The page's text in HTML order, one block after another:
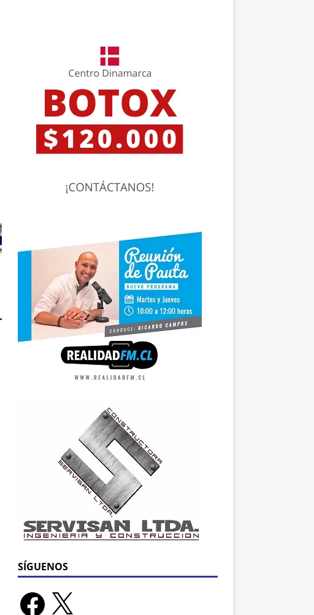
SÍGUENOS